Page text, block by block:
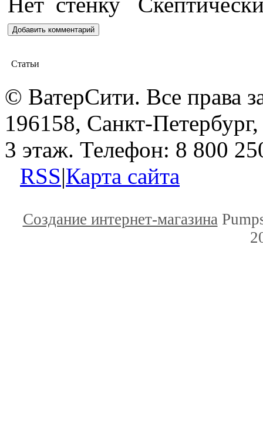
Статьи
© ВатерСити. Все права
196158, Санкт-
3 этаж. Телефон: 8 800
RSS|Карта сайта
Создание интернет-магазина